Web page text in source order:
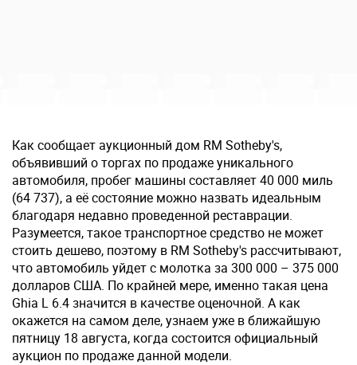
Как сообщает аукционный дом RM Sotheby's,
объявивший о торгах по продаже уникального
автомобиля, пробег машины составляет 40 000 миль
(64 737), а её состояние можно назвать идеальным
благодаря недавно проведенной реставрации.
Разумеется, такое транспортное средство не может
стоить дешево, поэтому в RM Sotheby's рассчитывают,
что автомобиль уйдет с молотка за 300 000 – 375 000
долларов США. По крайней мере, именно такая цена
Ghia L 6.4 значится в качестве оценочной. А как
окажется на самом деле, узнаем уже в ближайшую
пятницу 18 августа, когда состоится официальный
аукцион по продаже данной модели.